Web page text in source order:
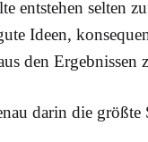
entstehen selten
Ideen,
den Ergebnissen
darin die größte